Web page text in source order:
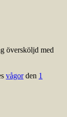
översköljd med
vågorden 1